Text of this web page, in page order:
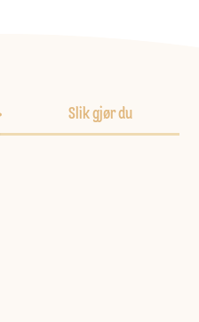
Slik gjør du